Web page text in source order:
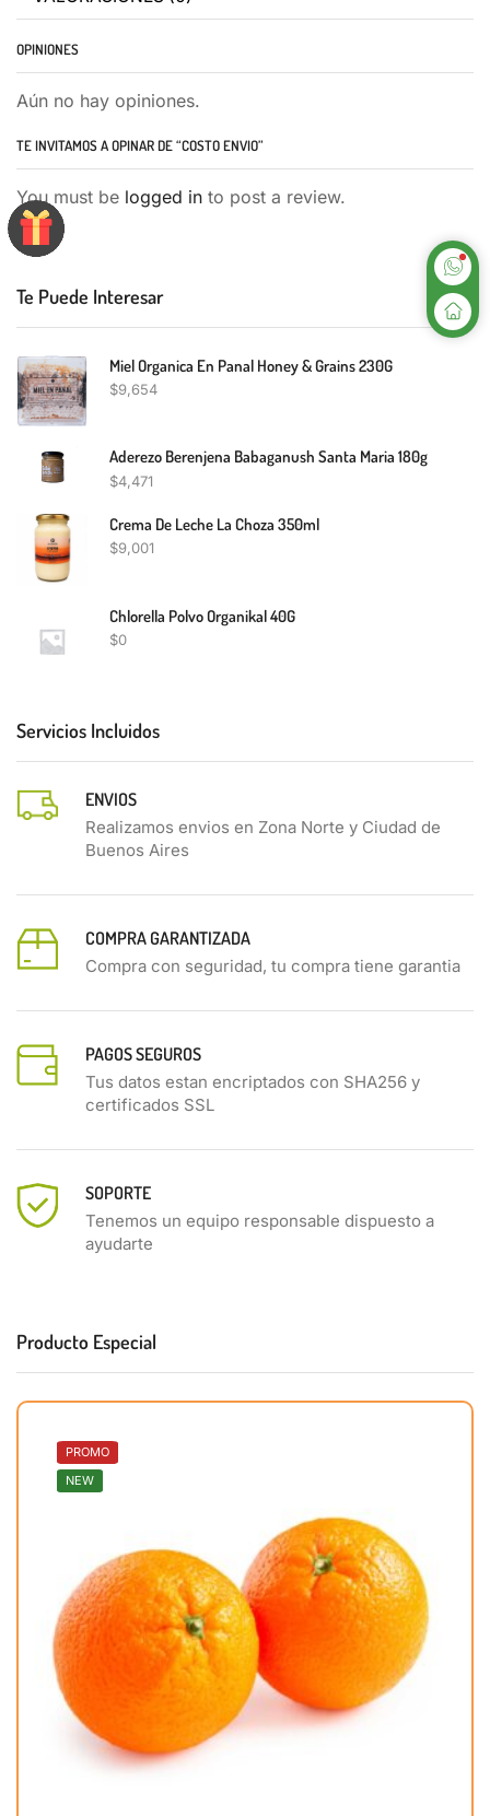
OPINIONES
Aún no hay opiniones.
TE INVITAMOS A OPINAR DE “COSTO ENVIO”
You must be logged in to post a review.
Te Puede Interesar
Miel Organica En Panal Honey & Grains 230G
$9,654
Aderezo Berenjena Babaganush Santa Maria 180g
$4,471
Crema De Leche La Choza 350ml
$9,001
Chlorella Polvo Organikal 40G
$0
Servicios Incluidos
ENVIOS
Realizamos envios en Zona Norte y Ciudad de
Buenos Aires
COMPRA GARANTIZADA
Compra con seguridad, tu compra tiene garantia
PAGOS SEGUROS
Tus datos estan encriptados con SHA256 y
certificados SSL
SOPORTE
Tenemos un equipo responsable dispuesto a
ayudarte
Producto Especial
PROMO
NEW